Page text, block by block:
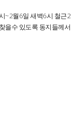
~2월6일 새벽6시 철근2
을수 있도록 동지들께서